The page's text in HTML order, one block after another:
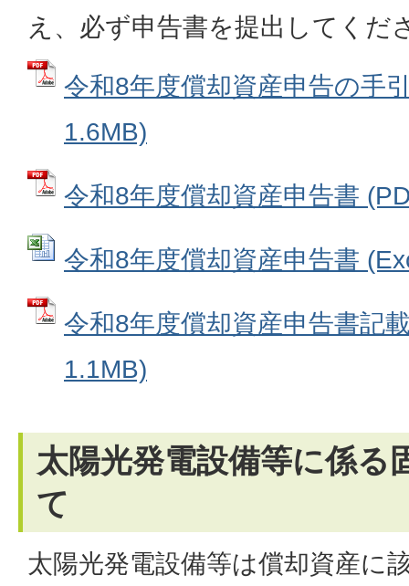
え、必ず申告書を提出してくだ
令和8年度償却資産申告の手
1.6MB)
令和8年度償却資産申告書
令和8年度償却資産申告書
令和8年度償却資産申告書記
1.1MB)
太陽光発電設備等に係る
て
太陽光発電設備等は償却資産に